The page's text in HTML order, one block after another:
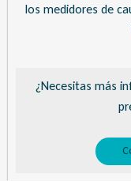
los medidores de
¿Necesitas más